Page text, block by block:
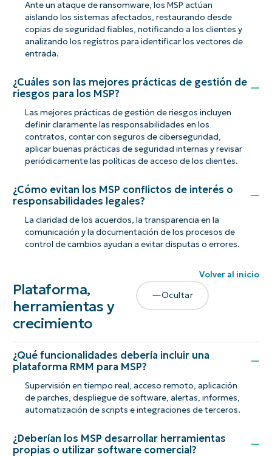
Ante un ataque de ransomware, los MSP actúan
aislando los sistemas afectados, restaurando desde
copias de seguridad fiables, notificando a los clientes y
analizando los registros para identificar los vectores de
entrada.
¿Cuáles son las mejores prácticas de gestión de
riesgos para los MSP?
Las mejores prácticas de gestión de riesgos incluyen
definir claramente las responsabilidades en los
contratos, contar con seguros de ciberseguridad,
aplicar buenas prácticas de seguridad internas y revisar
periódicamente las políticas de acceso de los clientes.
¿Cómo evitan los MSP conflictos de interés o
responsabilidades legales?
La claridad de los acuerdos, la transparencia en la
comunicación y la documentación de los procesos de
control de cambios ayudan a evitar disputas o errores.
Volver al inicio
Plataforma,
herramientas y
crecimiento
Ocultar
¿Qué funcionalidades debería incluir una
plataforma RMM para MSP?
Supervisión en tiempo real, acceso remoto, aplicación
de parches, despliegue de software, alertas, informes,
automatización de scripts e integraciones de terceros.
¿Deberían los MSP desarrollar herramientas
propias o utilizar software comercial?